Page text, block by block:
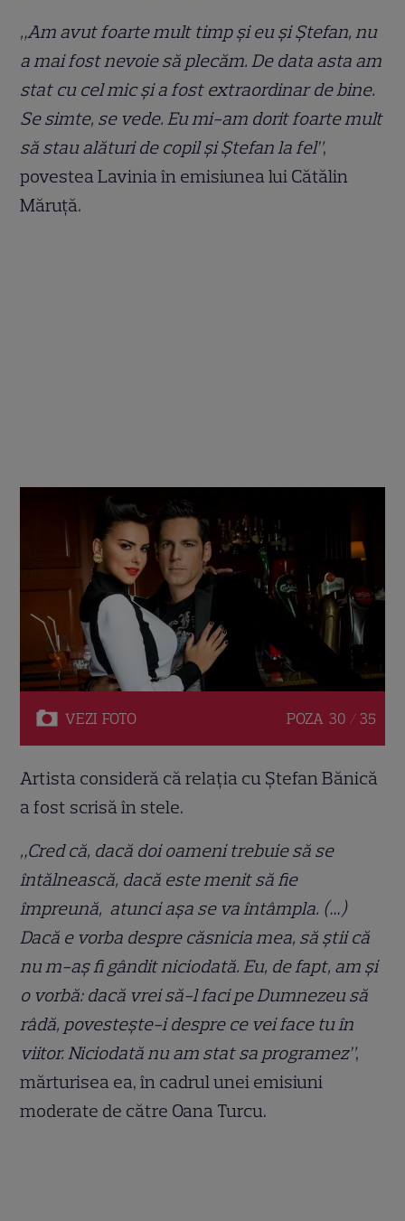
„Am avut foarte mult timp și eu și Ștefan, nu
a mai fost nevoie să plecăm. De data asta am
stat cu cel mic și a fost extraordinar de bine.
Se simte, se vede. Eu mi-am dorit foarte mult
să stau alături de copil și Ștefan la fel”,
povestea Lavinia în emisiunea lui Cătălin
Măruță.
VEZI FOTO POZA 30 / 35
Artista consideră că relația cu Ștefan Bănică
a fost scrisă în stele.
„Cred că, dacă doi oameni trebuie să se
întălnească, dacă este menit să fie
împreună, atunci așa se va întâmpla. (…)
Dacă e vorba despre căsnicia mea, să știi că
nu m-aș fi gândit niciodată. Eu, de fapt, am și
o vorbă: dacă vrei să-l faci pe Dumnezeu să
râdă, povestește-i despre ce vei face tu în
viitor. Niciodată nu am stat sa programez”,
mărturisea ea, în cadrul unei emisiuni
moderate de către Oana Turcu.